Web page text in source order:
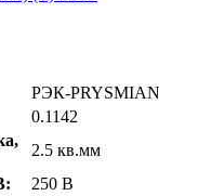
РЭК-PRYSMIAN
0.1142
2.5 кв.мм
250 В